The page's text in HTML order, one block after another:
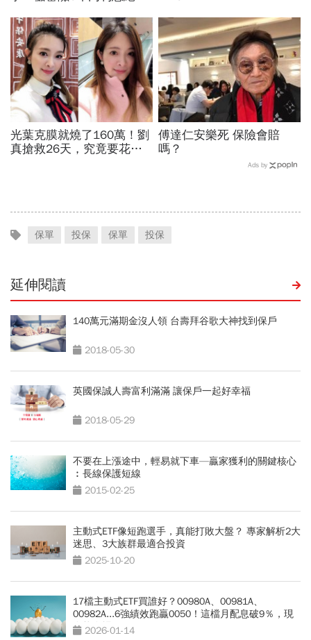
光葉克膜就燒了160萬！劉
真搶救26天，究竟要花多
傅達仁安樂死 保險會賠
嗎？
Ads by
保單 投保 保單 投保
延伸閱讀
140萬元滿期金沒人領 台壽拜谷歌大神找到保戶
2018-05-30
英國保誠人壽富利滿滿 讓保戶一起好幸福
2018-05-29
不要在上漲途中，輕易就下車—贏家獲利的關鍵核心
︰長線保護短線
2015-02-25
主動式ETF像短跑選手，真能打敗大盤？ 專家解析2大
迷思、3大族群最適合投資
2025-10-20
17檔主動式ETF買誰好？00980A、00981A、
00982A...6強績效跑贏0050！這檔月配息破9％，現
在能進場？
2026-01-14